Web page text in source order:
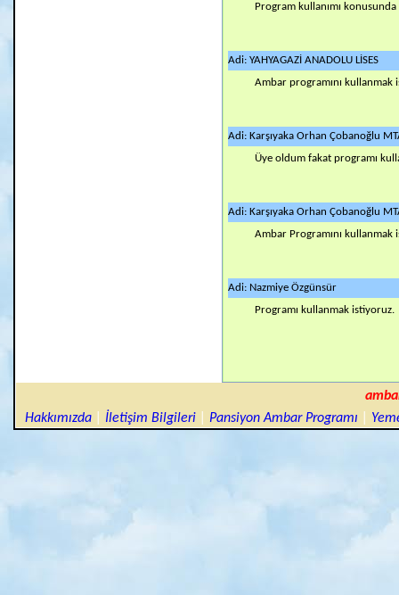
Program kullanımı
Adi: YAHYAGAZİ ANADOLU LİSES
Ambar programını kullanmak
Adi: Karşıyaka Orhan Çobanoğlu
Üye oldum fakat programı
Adi: Karşıyaka Orhan Çobanoğlu
Ambar Programını kullanmak
Adi: Nazmiye Özgünsür
Programı kullanmak istiyoruz.
Hakkımızda| İletişim Bilgileri| Pansiyon Ambar Programı